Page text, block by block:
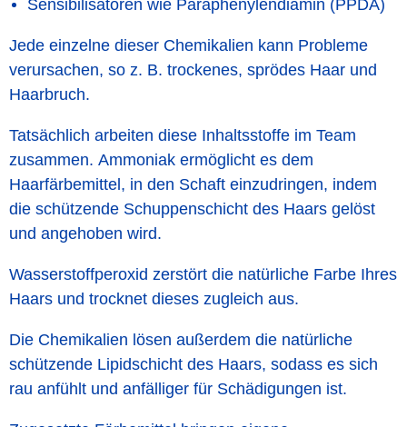
Sensibilisatoren wie Paraphenylendiamin (PPDA)
Jede einzelne dieser Chemikalien kann Probleme
verursachen, so z. B. trockenes, sprödes Haar und
Haarbruch.
Tatsächlich arbeiten diese Inhaltsstoffe im Team
zusammen. Ammoniak ermöglicht es dem
Haarfärbemittel, in den Schaft einzudringen, indem
die schützende Schuppenschicht des Haars gelöst
und angehoben wird.
Wasserstoffperoxid zerstört die natürliche Farbe Ihres
Haars und trocknet dieses zugleich aus.
Die Chemikalien lösen außerdem die natürliche
schützende Lipidschicht des Haars, sodass es sich
rau anfühlt und anfälliger für Schädigungen ist.